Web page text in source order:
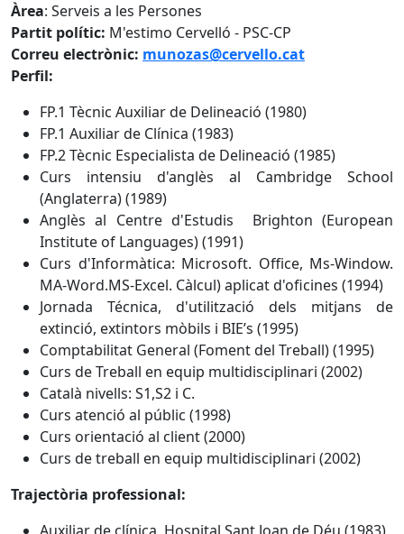
Àrea: Serveis a les Persones
Partit polític: M'estimo Cervelló - PSC-CP
Correu electrònic: munozas@cervello.cat
Perfil:
FP.1 Tècnic Auxiliar de Delineació (1980)
FP.1 Auxiliar de Clínica (1983)
FP.2 Tècnic Especialista de Delineació (1985)
Curs intensiu d'anglès al Cambridge School
(Anglaterra) (1989)
Anglès al Centre d'Estudis Brighton (European
Institute of Languages) (1991)
Curs d'Informàtica: Microsoft. Office, Ms-Window.
MA-Word.MS-Excel. Càlcul) aplicat d'oficines (1994)
Jornada Técnica, d'utilització dels mitjans de
extinció, extintors mòbils i BIE’s (1995)
Comptabilitat General (Foment del Treball) (1995)
Curs de Treball en equip multidisciplinari (2002)
Català nivells: S1,S2 i C.
Curs atenció al públic (1998)
Curs orientació al client (2000)
Curs de treball en equip multidisciplinari (2002)
Trajectòria professional: